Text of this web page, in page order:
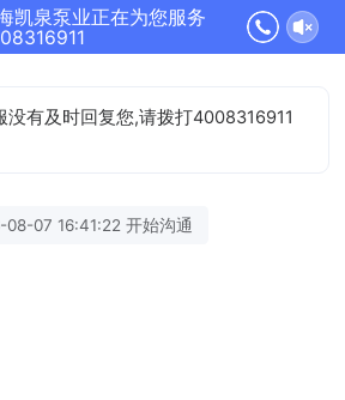
凯泉泵业正在为您服务
没有及时回复您,请拨打4008316911
08-07 16:41:22 开始沟通